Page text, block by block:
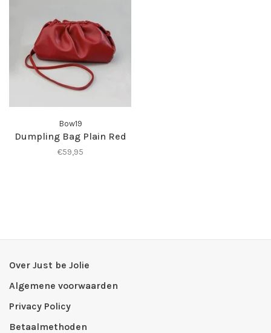
Bow19
Dumpling Bag Plain Red
€59,95
Over Just be Jolie
Algemene voorwaarden
Privacy Policy
Betaalmethoden